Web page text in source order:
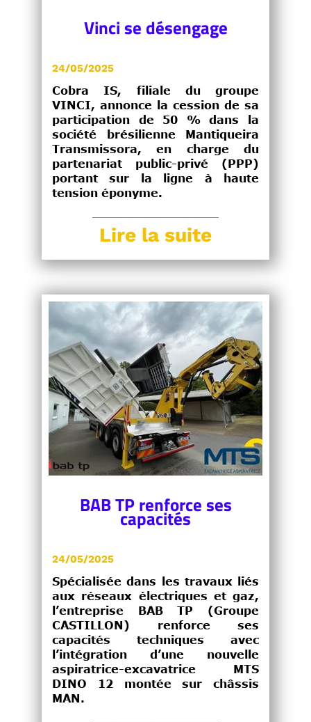
Vinci se désengage
24/05/2025
Cobra IS, filiale du groupe
VINCI, annonce la cession de sa
participation de 50 % dans la
société brésilienne Mantiqueira
Transmissora, en charge du
partenariat public-privé (PPP)
portant sur la ligne à haute
tension éponyme.
Lire la suite
BAB TP renforce ses
capacités
24/05/2025
Spécialisée dans les travaux liés
aux réseaux électriques et gaz,
l’entreprise BAB TP (Groupe
CASTILLON) renforce ses
capacités techniques avec
l’intégration d’une nouvelle
aspiratrice-excavatrice MTS
DINO 12 montée sur châssis
MAN.